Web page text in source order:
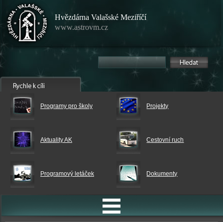
Hvězdárna Valašské Meziříčí
www.astrovm.cz
Programy pro školy Projekty
Aktuality AK Cestovní ruch
Programový letáček Dokumenty